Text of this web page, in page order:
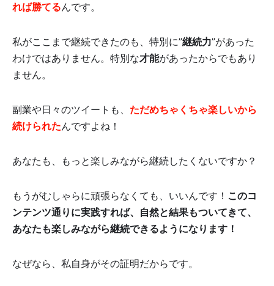
れば勝てるんです。
私がここまで継続できたのも、特別に”継続力”があった
わけではありません。特別な才能があったからでもあり
ません。
副業や日々のツイートも、 ただめちゃくちゃ楽しいから
続けられたんですよね！
あなたも、もっと楽しみながら継続したくないですか？
もうがむしゃらに頑張らなくても、いいんです！ このコ
ンテンツ通りに実践すれば、自然と結果もついてきて、
あなたも楽しみながら継続できるようになります！
なぜなら、私自身がその証明だからです。